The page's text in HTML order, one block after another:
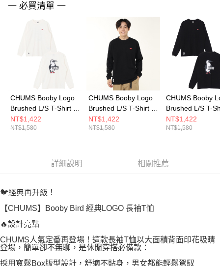
４．使用「AFTEE先享後付」時，將依據個別帳號之用戶狀況，依本公司即
時審查核予不同之上限額度；若仍有額度不足之情形，本公司將視審查結果
請求用戶進行身份認證。
５．嚴禁一人註冊多個帳號或使用他人資訊註冊。若發現惡意使用之情形，
恩沛科技股份有限公司將有權停止該用戶之使用額度並採取法律行動。
一 必買清單 一
CHUMS Booby Logo
Brushed L/S T-Shirt 女
長袖上衣 白色
CH112668W001
NT$1,422
NT$1,580
CHUMS Booby Logo
Brushed L/S T-Shirt 男
長袖上衣 黑色
CH012668K001
NT$1,422
NT$1,580
CHUMS Booby
Brushed L/S T-
長袖上衣 黑色
CH112668K001
NT$1,422
NT$1,580
詳細說明 相關推薦
🐦經典再升級！
【CHUMS】Booby Bird 經典LOGO 長袖T恤
🔥設計亮點
CHUMS人氣定番再登場！這款長袖T恤以大面積背面印花吸睛
登場，簡單卻不無聊，是休閒穿搭必備款：
採用寬鬆Box版型設計，舒適不貼身，男女都能輕鬆駕馭